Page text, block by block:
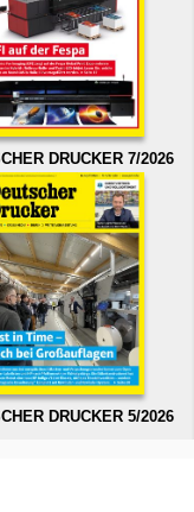
DRUCKER 7/2026
DRUCKER 5/2026